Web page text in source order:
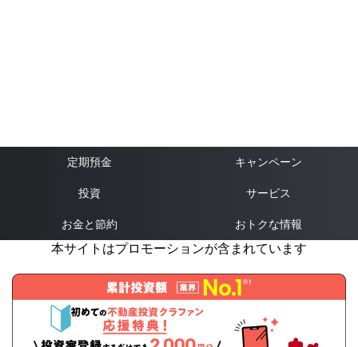
定期預金 キャンペーン
投資 サービス
お金と節約 おトクな情報
本サイトはプロモーションが含まれています